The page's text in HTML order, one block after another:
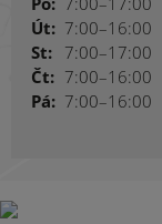
Út: 7:00–16:00
St: 7:00–17:00
Čt: 7:00–16:00
Pá: 7:00–16:00